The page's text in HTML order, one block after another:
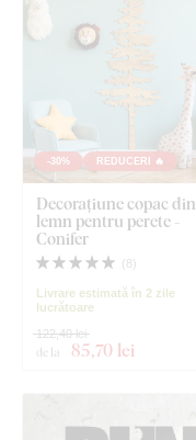
-30% REDUCERI 🔥
Decorațiune copac din
lemn pentru perete -
Conifer
( 8 )
Livrare estimată în 2 zile
lucrătoare
de la 85,70 lei
122,40 lei